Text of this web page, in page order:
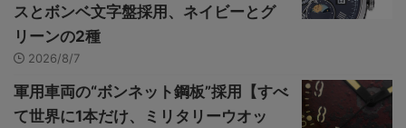
スとボンベ文字盤採用、ネイビーとグ
リーンの2種
2026/8/7
軍用車両の“ボンネット鋼板”採用【すべ
て世界に1本だけ、ミリタリーウオッ